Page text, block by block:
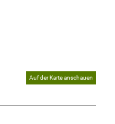
Auf der Karte anschauen